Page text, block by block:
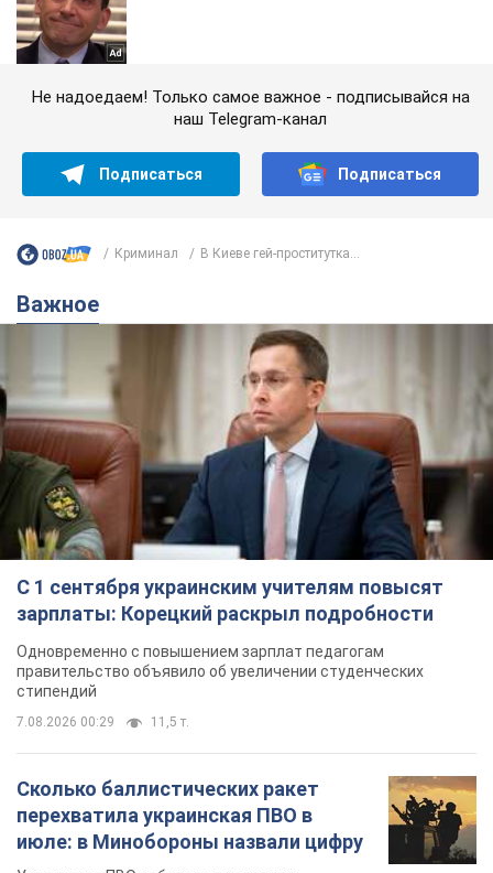
Не надоедаем! Только самое важное - подписывайся на
наш Telegram-канал
Подписаться Подписаться
Криминал В Киеве гей-проститутка...
Важное
С 1 сентября украинским учителям повысят
зарплаты: Корецкий раскрыл подробности
Одновременно с повышением зарплат педагогам
правительство объявило об увеличении студенческих
стипендий
7.08.2026 00:29 11,5 т.
Сколько баллистических ракет
перехватила украинская ПВО в
июле: в Минобороны назвали цифру